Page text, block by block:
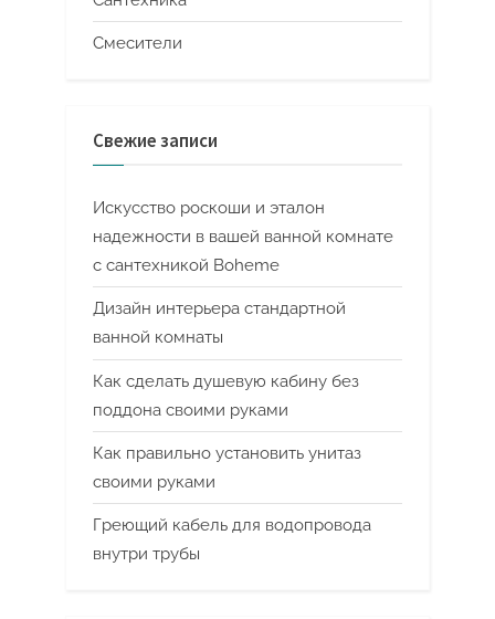
Смесители
Свежие записи
Искусство роскоши и эталон
надежности в вашей ванной комнате
с сантехникой Boheme
Дизайн интерьера стандартной
ванной комнаты
Как сделать душевую кабину без
поддона своими руками
Как правильно установить унитаз
своими руками
Греющий кабель для водопровода
внутри трубы